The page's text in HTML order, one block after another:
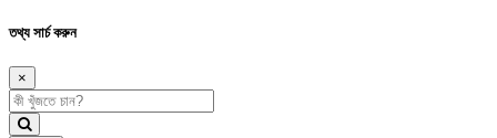
তথ্য সার্চ করুন
×